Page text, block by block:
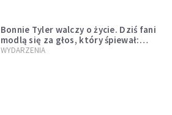
Bonnie Tyler walczy o życie. Dziś fani
modlą się za głos, który śpiewał:
"Lord, help me"
WYDARZENIA